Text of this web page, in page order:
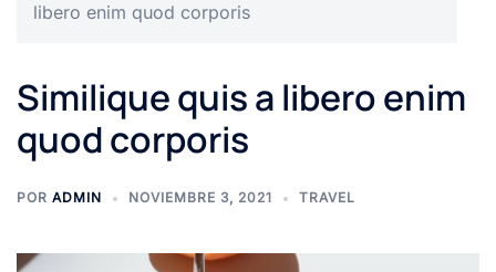
libero enim quod corporis
Similique quis a libero enim
quod corporis
POR ADMIN NOVIEMBRE 3, 2021 TRAVEL